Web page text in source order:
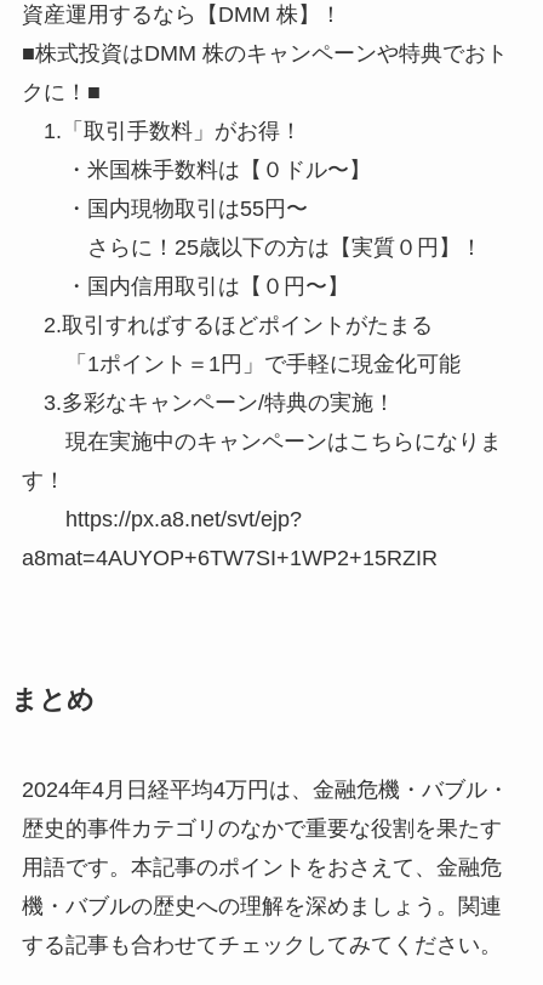
資産運用するなら【DMM 株】！
■株式投資はDMM 株のキャンペーンや特典でおト
クに！■
1.「取引手数料」がお得！
・米国株手数料は【０ドル〜】
・国内現物取引は55円〜
さらに！25歳以下の方は【実質０円】！
・国内信用取引は【０円〜】
2.取引すればするほどポイントがたまる
「1ポイント＝1円」で手軽に現金化可能
3.多彩なキャンペーン/特典の実施！
現在実施中のキャンペーンはこちらになりま
す！
https://px.a8.net/svt/ejp?
a8mat=4AUYOP+6TW7SI+1WP2+15RZIR
まとめ
2024年4月日経平均4万円は、金融危機・バブル・
歴史的事件カテゴリのなかで重要な役割を果たす
用語です。本記事のポイントをおさえて、金融危
機・バブルの歴史への理解を深めましょう。関連
する記事も合わせてチェックしてみてください。